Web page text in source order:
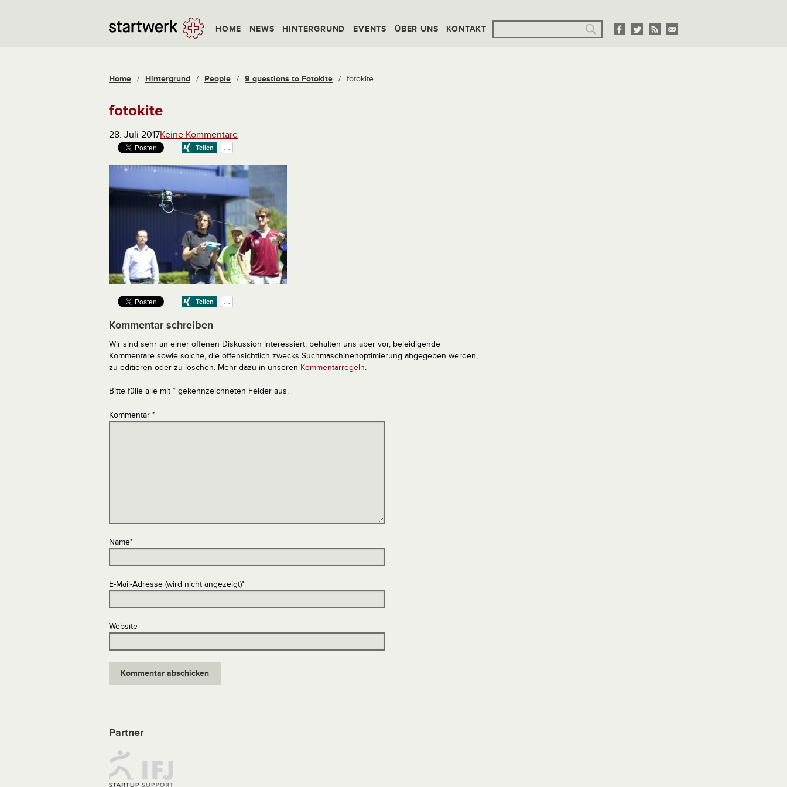
HOME NEWS HINTERGRUND EVENTS ÜBER UNS KONTAKT
Home / Hintergrund / People / 9 questions to Fotokite / fotokite
fotokite
28. Juli 2017Keine Kommentare
Kommentar schreiben
Wir sind sehr an einer offenen Diskussion interessiert, behalten uns aber vor, beleidigende
Kommentare sowie solche, die offensichtlich zwecks Suchmaschinenoptimierung abgegeben werden,
zu editieren oder zu löschen. Mehr dazu in unseren Kommentarregeln.
Bitte fülle alle mit * gekennzeichneten Felder aus.
Kommentar *
Name*
E-Mail-Adresse (wird nicht angezeigt)*
Website
Partner